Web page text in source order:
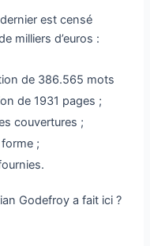
est censé
milliers d’euros :
de 386.565 mots
de 1931 pages ;
couvertures ;
;
Godefroy a fait ici ?